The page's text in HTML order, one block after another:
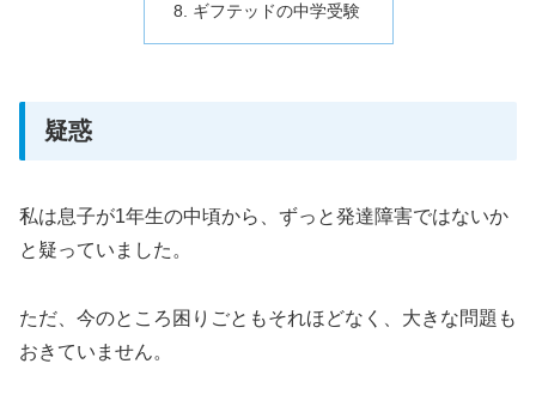
ギフテッドの中学受験
疑惑
私は息子が1年生の中頃から、ずっと発達障害ではないか
と疑っていました。
ただ、今のところ困りごともそれほどなく、大きな問題も
おきていません。